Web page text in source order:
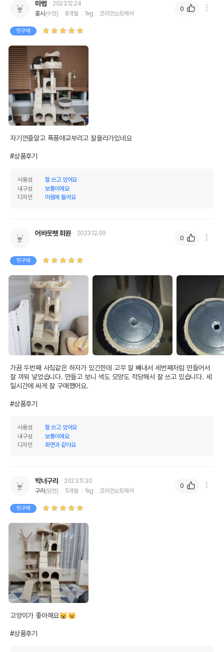
마법
2023.12.24
홍시 (수컷) 8개월 1kg 코리안쇼트헤어
첫구매
자기껀줄알고 폭풍애교부리고 잘올라가있네요
#상품후기
사용성
잘 쓰고 있어요
내구성
보통이에요
디자인
마음에 들어요
0
어바웃펫 회원 2023.12.09
첫구매
가끔 두번째 사짘같은 하자가 있긴한데 고무 잘 빼내서 세번째처럼 만들어서
잘 끼워 넣었습니다. 만들고 보니 색도 모양도 적당해서 잘 쓰고 있습니다. 세
일시간에 싸게 잘 구매했어요.
#상품후기
사용성
잘 쓰고 있어요
내구성
보통이에요
디자인
화면과 같아요
0
박너구리
2023.11.30
구리(암컷) 5개월 1kg 코리안쇼트헤어
첫구매
고양이가 좋아해요😸😽
#상품후기
0